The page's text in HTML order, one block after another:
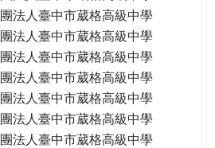
法人臺中市葳格高級中學
法人臺中市葳格高級中學
法人臺中市葳格高級中學
法人臺中市葳格高級中學
法人臺中市葳格高級中學
法人臺中市葳格高級中學
法人臺中市葳格高級中學